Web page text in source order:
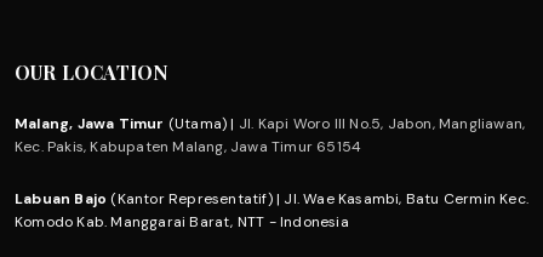
OUR LOCATION
Malang, Jawa Timur (Utama) | Jl. Kapi Woro III No.5, Jabon, Mangliawan,
Kec. Pakis, Kabupaten Malang, Jawa Timur 65154
Labuan Bajo (Kantor Representatif) | Jl. Wae Kasambi, Batu Cermin Kec.
Komodo Kab. Manggarai Barat, NTT - Indonesia